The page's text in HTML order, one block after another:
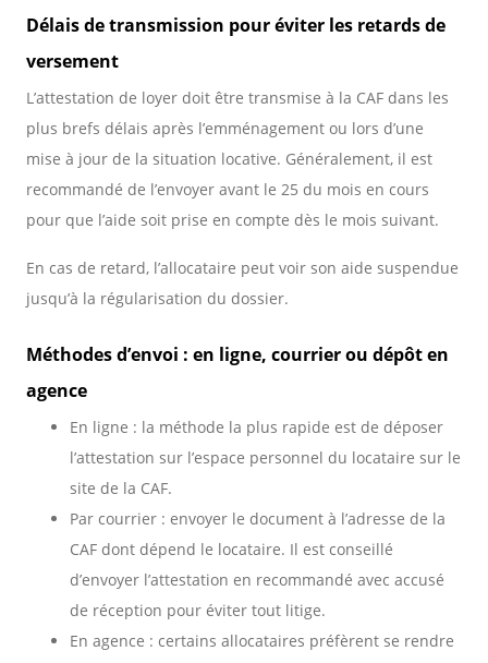
Délais de transmission pour éviter les retards de
versement
L’attestation de loyer doit être transmise à la CAF dans les
plus brefs délais après l’emménagement ou lors d’une
mise à jour de la situation locative. Généralement, il est
recommandé de l’envoyer avant le 25 du mois en cours
pour que l’aide soit prise en compte dès le mois suivant.
En cas de retard, l’allocataire peut voir son aide suspendue
jusqu’à la régularisation du dossier.
Méthodes d’envoi : en ligne, courrier ou dépôt en
agence
En ligne : la méthode la plus rapide est de déposer
l’attestation sur l’espace personnel du locataire sur le
site de la CAF.
Par courrier : envoyer le document à l’adresse de la
CAF dont dépend le locataire. Il est conseillé
d’envoyer l’attestation en recommandé avec accusé
de réception pour éviter tout litige.
En agence : certains allocataires préfèrent se rendre